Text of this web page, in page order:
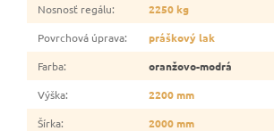
Nosnosť regálu:
2250 kg
Povrchová úprava:
práškový lak
Farba:
oranžovo-modrá
Výška:
2200 mm
Šírka:
2000 mm